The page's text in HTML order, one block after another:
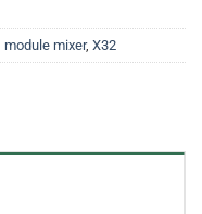
module mixer, X32